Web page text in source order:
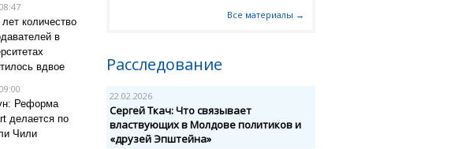
количество
в
вдвое
Реформа
делается по
Чили
Все материалы →
Расследование
22.02.2026
Сергей Ткач: Что связывает
властвующих в Молдове политиков и
«друзей Эпштейна»